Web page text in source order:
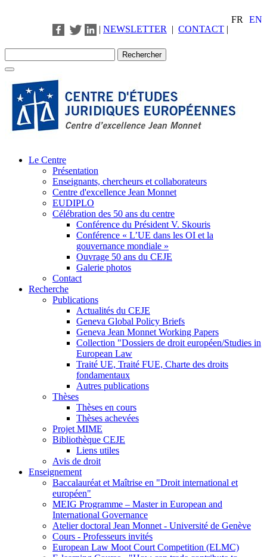
FR
EN
| NEWSLETTER | CONTACT |
Le Centre
Présentation
Enseignants, chercheurs et collaborateurs
Centre d'excellence Jean Monnet
EUDIPLO
Célébration des 50 ans du centre
Conférence du Président V. Skouris
Conférence « L’UE dans les OI et la
gouvernance mondiale »
Ouvrage 50 ans du CEJE
Galerie photos
Contact
Recherche
Publications
Actualités du CEJE
Geneva Global Policy Briefs
Geneva Jean Monnet Working Papers
Collection "Dossiers de droit européen/Studies in
European Law
Traité UE, Traité FUE, Charte des droits
fondamentaux
Autres publications
Thèses
Thèses en cours
Thèses achevées
Projet MIME
Bibliothèque CEJE
Liens utiles
Avis de droit
Enseignement
Baccalauréat et Maîtrise en "Droit international et
européen"
MEIG Programme – Master in European and
International Governance
Atelier doctoral Jean Monnet - Université de Genève
Cours - Professeurs invités
European Law Moot Court Competition (ELMC)